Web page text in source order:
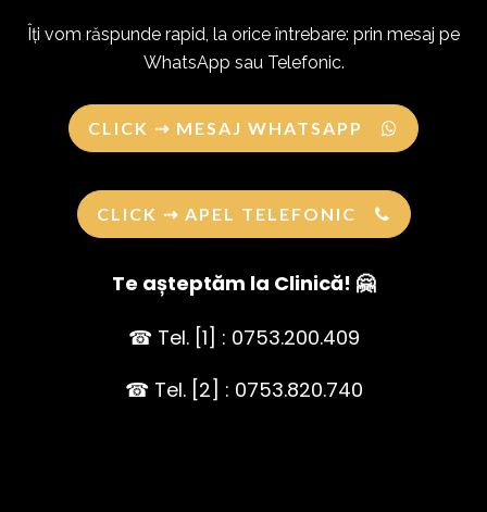
Îți vom răspunde rapid, la orice întrebare: prin mesaj pe
WhatsApp sau Telefonic.
CLICK ⇢ MESAJ WHATSAPP
CLICK ⇢ APEL TELEFONIC
Te așteptăm la Clinică! 🤗
☎ Tel. [1] : 0753.200.409
☎ Tel. [2] : 0753.820.740